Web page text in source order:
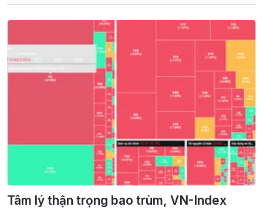
Tâm lý thận trọng bao trùm, VN-Index